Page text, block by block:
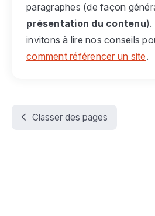
paragraphes (de façon
présentation du contenu).
invitons à lire nos conseils
comment référencer un site.
Classer des pages